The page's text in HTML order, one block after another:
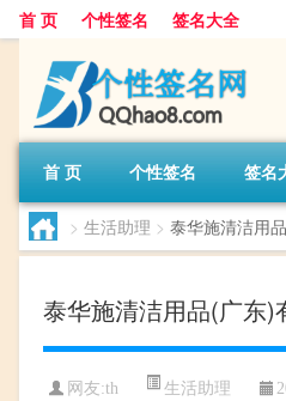
首 页 个性签名 签名大全
首 页 个性签名 签名
> 生活助理 > 泰华施清洁用
泰华施清洁用品(广东)
网友:th 生活助理